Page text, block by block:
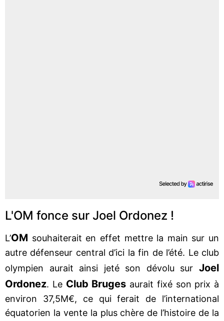
L'OM fonce sur Joel Ordonez !
L’OM souhaiterait en effet mettre la main sur un
autre défenseur central d’ici la fin de l’été. Le club
olympien aurait ainsi jeté son dévolu sur Joel
Ordonez. Le Club Bruges aurait fixé son prix à
environ 37,5M€, ce qui ferait de l’international
équatorien la vente la plus chère de l’histoire de la